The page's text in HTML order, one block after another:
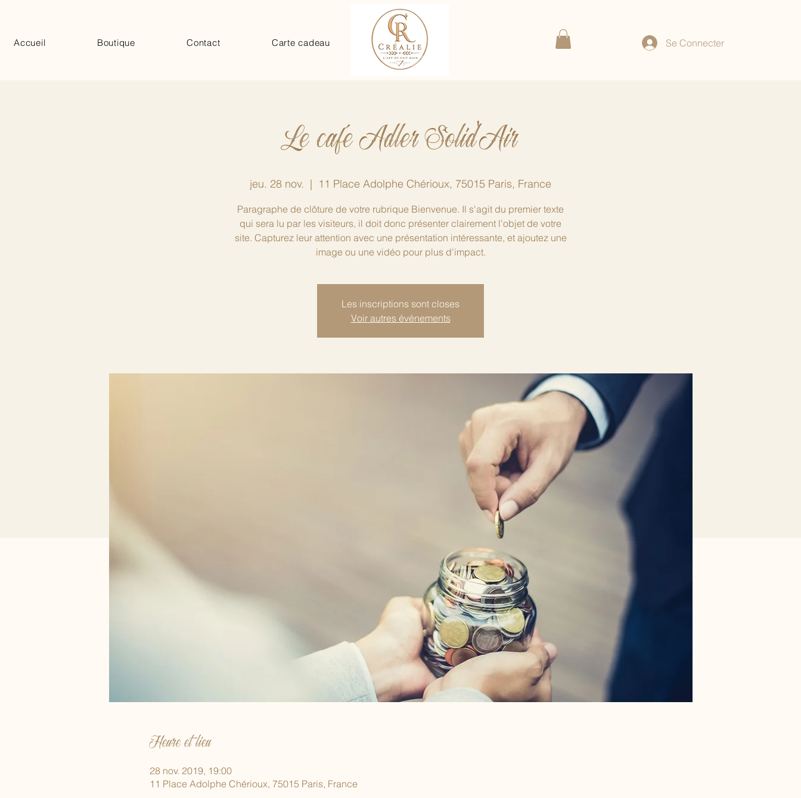
Accueil Boutique Contact Carte cadeau Se Connecter
Le café Adler Solid'Air
jeu. 28 nov.
  |
11 Place Adolphe Chérioux, 75015 Paris, France
Paragraphe de clôture de votre rubrique Bienvenue. Il s'agit du premier texte
qui sera lu par les visiteurs, il doit donc présenter clairement l'objet de votre
site. Capturez leur attention avec une présentation intéressante, et ajoutez une
image ou une vidéo pour plus d'impact.
Les inscriptions sont closes
Voir autres événements
Heure et lieu
28 nov. 2019, 19:00
11 Place Adolphe Chérioux, 75015 Paris, France